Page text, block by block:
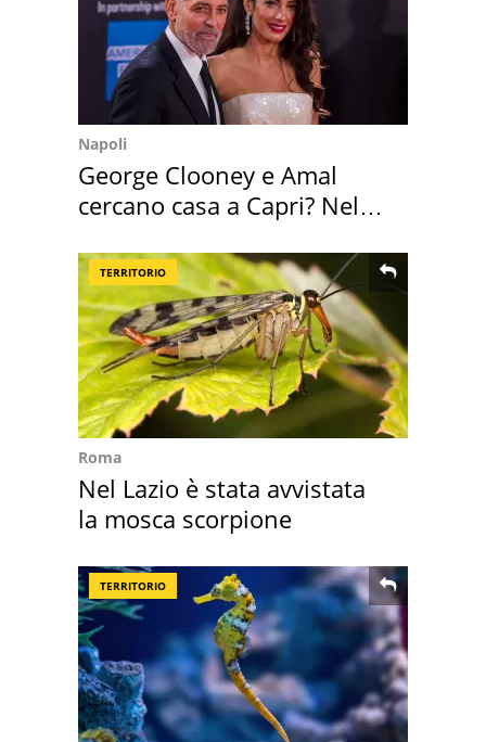
Napoli
George Clooney e Amal
cercano casa a Capri? Nel
TERRITORIO
Roma
Nel Lazio è stata avvistata
la mosca scorpione
TERRITORIO